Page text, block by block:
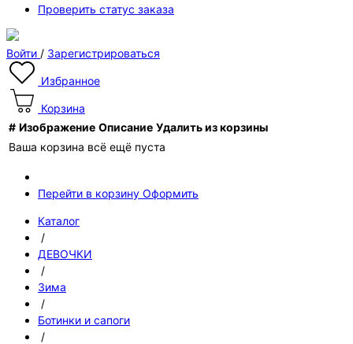
Проверить статус заказа
Войти / Зарегистрироваться
Избранное
Корзина
# Изображение Описание Удалить из корзины
Ваша корзина всё ещё пуста
Перейти в корзину Оформить
Каталог
/
ДЕВОЧКИ
/
Зима
/
Ботинки и сапоги
/